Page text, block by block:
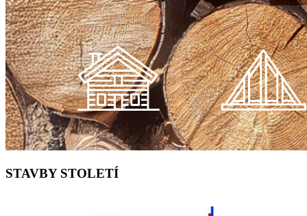
STAVBY STOLETÍ